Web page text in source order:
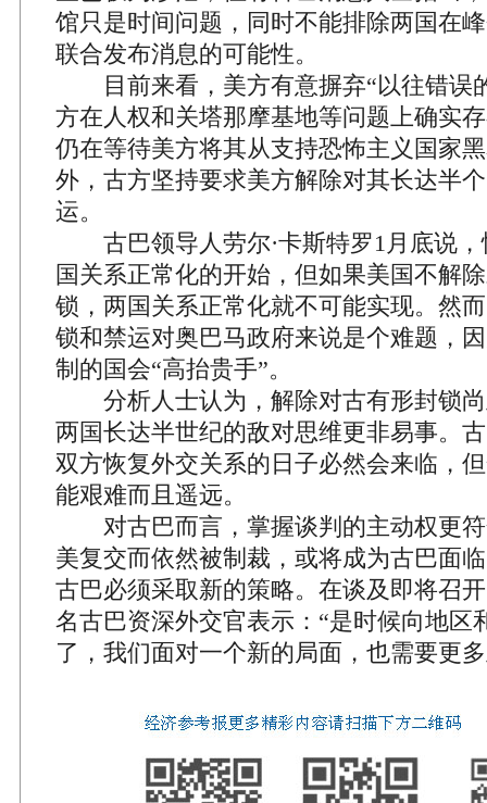
馆只是时间问题，同时不能排除两国在
联合发布消息的可能性。
目前来看，美方有意摒弃“以往错误
方在人权和关塔那摩基地等问题上确实
仍在等待美方将其从支持恐怖主义国家
外，古方坚持要求美方解除对其长达半
运。
古巴领导人劳尔·卡斯特罗1月底说，
国关系正常化的开始，但如果美国不解
锁，两国关系正常化就不可能实现。然
锁和禁运对奥巴马政府来说是个难题，
制的国会“高抬贵手”。
分析人士认为，解除对古有形封锁尚
两国长达半世纪的敌对思维更非易事。
双方恢复外交关系的日子必然会来临，
能艰难而且遥远。
对古巴而言，掌握谈判的主动权更符
美复交而依然被制裁，或将成为古巴面
古巴必须采取新的策略。在谈及即将召
名古巴资深外交官表示：“是时候向地区
了，我们面对一个新的局面，也需要更